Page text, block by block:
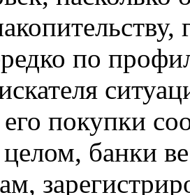
по
покупки
целом, банки